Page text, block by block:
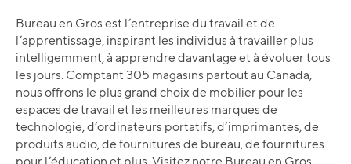
Bureau en Gros est l’entreprise du travail et de
l’apprentissage, inspirant les individus à travailler plus
intelligemment, à apprendre davantage et à évoluer tous
les jours. Comptant 305 magasins partout au Canada,
nous offrons le plus grand choix de mobilier pour les
espaces de travail et les meilleures marques de
technologie, d’ordinateurs portatifs, d’imprimantes, de
produits audio, de fournitures de bureau, de fournitures